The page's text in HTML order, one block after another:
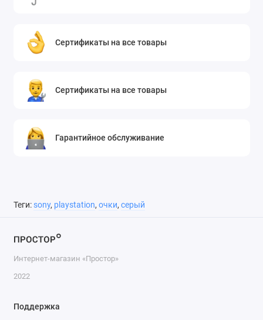
Сертификаты на все товары
Сертификаты на все товары
Гарантийное обслуживание
Теги: sony, playstation, очки, серый
Интернет-магазин «Простор»
2022
Поддержка